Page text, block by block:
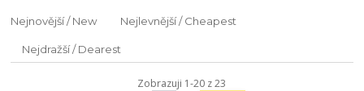
Nejnovější / New Nejlevnější / Cheapest
Nejdražší / Dearest
Zobrazuji 1-20 z 23